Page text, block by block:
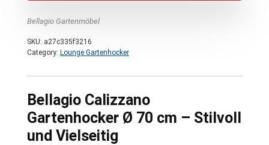
Bellagio Gartenmöbel
SKU: a27c335f3216
Category: Lounge Gartenhocker
Bellagio Calizzano
Gartenhocker Ø 70 cm – Stilvoll
und Vielseitig